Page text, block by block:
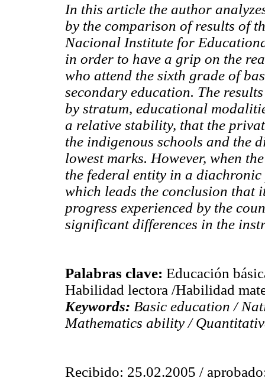
In this article the author
by the comparison of results of
Nacional Institute for
in order to have a grip on the
who attend the sixth grade of
secondary education. The
by stratum, educational
a relative stability, that the
the indigenous schools and the
lowest marks. However, when
the federal entity in a diachronic
which leads the conclusion that
progress experienced by the
significant differences in the
Palabras clave: Educación
Habilidad lectora /Habilidad
Keywords: Basic education /
Mathematics ability /
Recibido: 25.02.2005 /